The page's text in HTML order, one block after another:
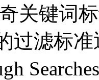
关键词
过滤标